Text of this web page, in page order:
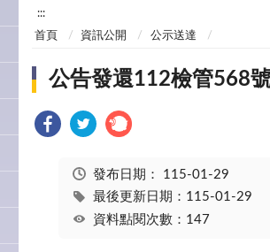
:::
首頁 資訊公開 公示送達
公告發還112檢管568
發布日期： 115-01-29
最後更新日期：115-01-29
資料點閱次數：147